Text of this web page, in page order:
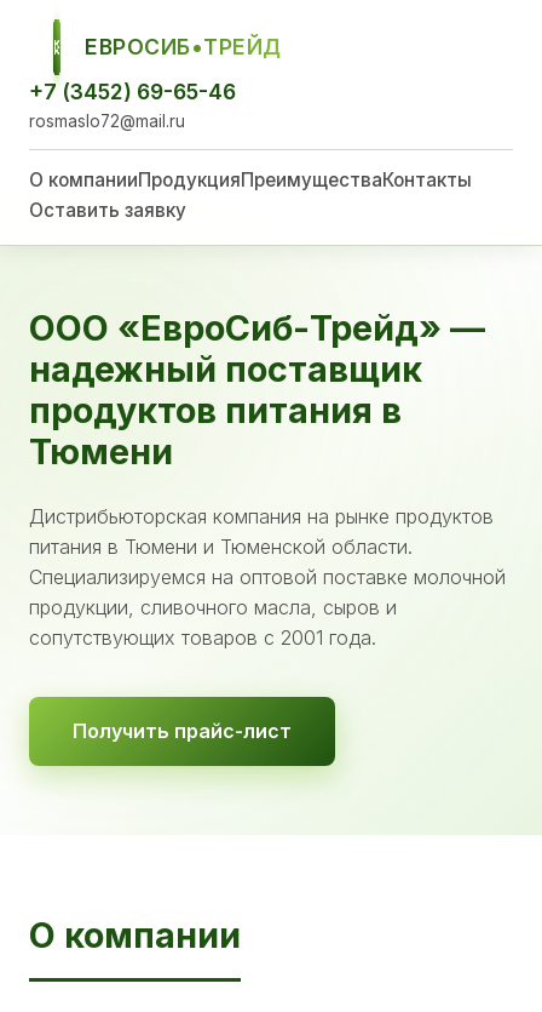
ЕСТ
ЕВРОСИБ•ТРЕЙД
+7 (3452) 69-65-46
rosmaslo72@mail.ru
О компанииПродукцияПреимуществаКонтакты
Оставить заявку
ООО «ЕвроСиб-Трейд» —
надежный поставщик
продуктов питания в
Тюмени
Дистрибьюторская компания на рынке продуктов
питания в Тюмени и Тюменской области.
Специализируемся на оптовой поставке молочной
продукции, сливочного масла, сыров и
сопутствующих товаров с 2001 года.
Получить прайс-лист
О компании